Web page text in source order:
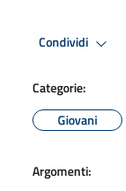
Condividi
Categorie:
Giovani
Argomenti: